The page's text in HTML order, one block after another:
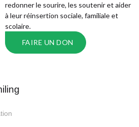
redonner le sourire, les soutenir et aider
à leur réinsertion sociale, familiale et
scolaire.
FAIRE UN DON